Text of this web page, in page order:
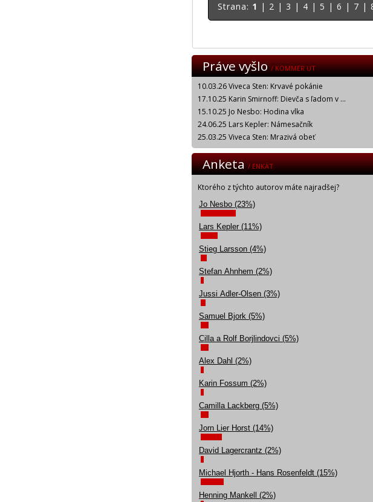
Strana: 1 | 2 | 3 | 4 | 5 | 6 | 7 |
Práve vyšlo/ KOMMER UT
10.03.26 Viveca Sten: Krvavé pokánie
17.10.25 Karin Smirnoff: Dievča s ľadom v ...
15.10.25 Jo Nesbo: Hodina vlka
24.06.25 Lars Kepler: Námesačník
25.03.25 Viveca Sten: Mrazivá obeť
Anketa/ ENKÄT
Ktorého z týchto autorov máte najradšej?
Jo Nesbo (23%)
Lars Kepler (11%)
Stieg Larsson (4%)
Stefan Ahnhem (2%)
Jussi Adler-Olsen (3%)
Samuel Bjork (5%)
Cilla a Rolf Borjlindovci (5%)
Alex Dahl (2%)
Karin Fossum (2%)
Camilla Lackberg (5%)
Jorn Lier Horst (14%)
David Lagercrantz (2%)
Michael Hjorth - Hans Rosenfeldt (15%)
Henning Mankell (2%)